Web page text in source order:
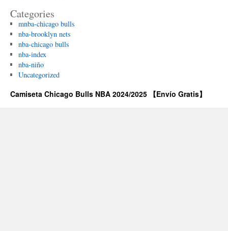
Categories
mnba-chicago bulls
nba-brooklyn nets
nba-chicago bulls
nba-index
nba-niño
Uncategorized
Camiseta Chicago Bulls NBA 2024/2025 【Envío Gratis】